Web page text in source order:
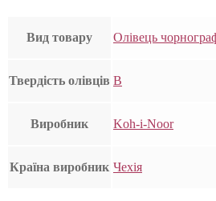
Вид товару Олівець
Твердість олівців B
Виробник Koh-i-Noor
Країна виробник Чехія